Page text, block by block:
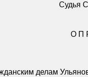
Судья
О П
делам